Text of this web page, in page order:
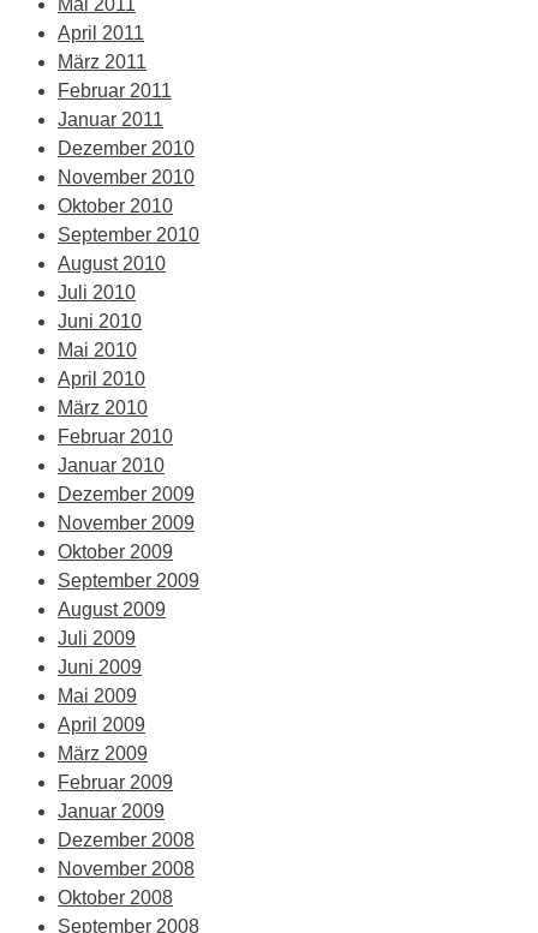
Mai 2011
April 2011
März 2011
Februar 2011
Januar 2011
Dezember 2010
November 2010
Oktober 2010
September 2010
August 2010
Juli 2010
Juni 2010
Mai 2010
April 2010
März 2010
Februar 2010
Januar 2010
Dezember 2009
November 2009
Oktober 2009
September 2009
August 2009
Juli 2009
Juni 2009
Mai 2009
April 2009
März 2009
Februar 2009
Januar 2009
Dezember 2008
November 2008
Oktober 2008
September 2008